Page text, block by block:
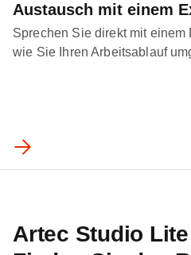
Austausch mit einem
Sprechen Sie direkt mit einem
wie Sie Ihren Arbeitsablauf
Artec Studio